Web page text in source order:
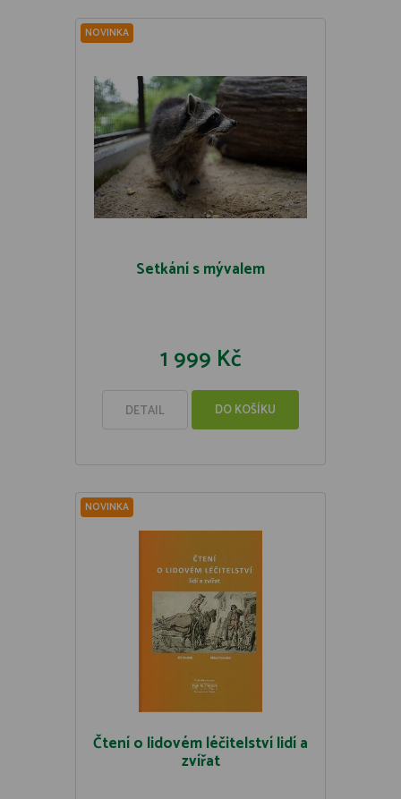
NOVINKA
Setkání s mývalem
1 999 Kč
DETAIL DO KOŠÍKU
NOVINKA
Čtení o lidovém léčitelství lidí a
zvířat